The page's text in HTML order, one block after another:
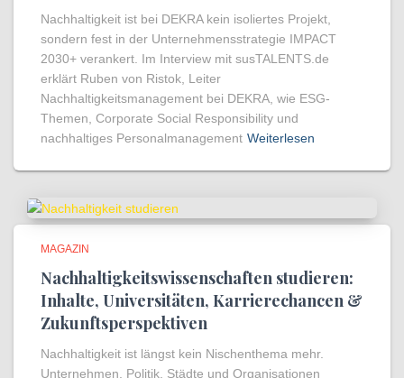
Nachhaltigkeit ist bei DEKRA kein isoliertes Projekt,
sondern fest in der Unternehmensstrategie IMPACT
2030+ verankert. Im Interview mit susTALENTS.de
erklärt Ruben von Ristok, Leiter
Nachhaltigkeitsmanagement bei DEKRA, wie ESG-
Themen, Corporate Social Responsibility und
nachhaltiges Personalmanagement Weiterlesen
MAGAZIN
Nachhaltigkeitswissenschaften studieren:
Inhalte, Universitäten, Karrierechancen &
Zukunftsperspektiven
Nachhaltigkeit ist längst kein Nischenthema mehr.
Unternehmen, Politik, Städte und Organisationen